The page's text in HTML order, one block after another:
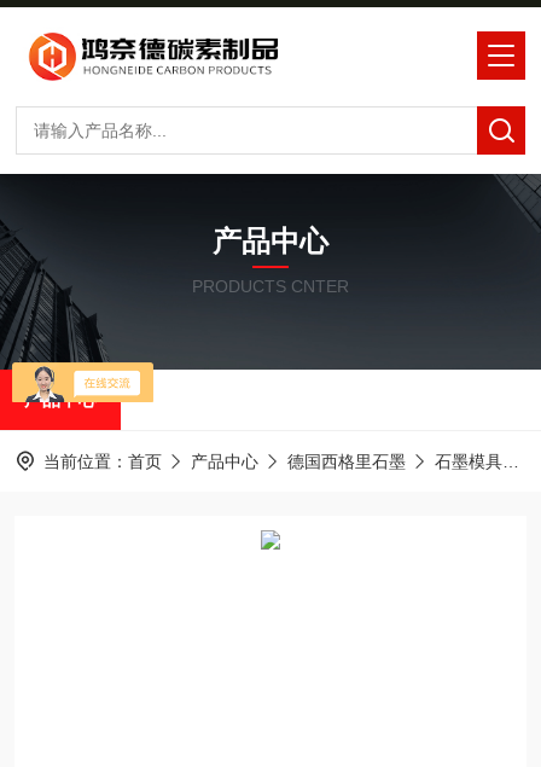
产品中心
PRODUCTS CNTER
产品中心
当前位置： 首页 产品中心 德国西格里石墨 石墨模具